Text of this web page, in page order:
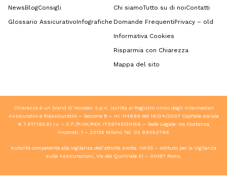
NewsBlogConsigli
Glossario AssicurativoInfografiche
Chi siamoTutto su di noiContatti
Domande FrequentiPrivacy – old
Informativa Cookies
Risparmia con Chiarezza
Mappa del sito
Chiarezza è un brand di Howden S.p.A. Iscritta al Registro Unico degli Intermediari
Assicurativi e Riassicurativi – Sezione B – nr. 114899 del 16/04/2007 Capitale sociale
€ 7.617.193,51 i.v. – C.F./P.IVA/REA IT09743130156 – Sede Legale: via Costanza
Arconati, 1 – 20135 Milano Tel. 02 89050796
Autorità competente alla vigilanza dell’attività svolta: IVASS – Istituto per la Vigilanza
sulle Assicurazioni, Via del Quirinale 21 – 00187 Roma.